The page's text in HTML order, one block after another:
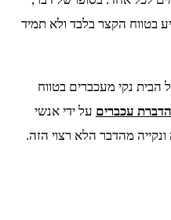
בטווח הקצר בלבד ולא תמיד
הבית נקי מעכברים בטווח
הדברת עכברים על ידי אנשי
מהדבר הלא רצוי הזה.